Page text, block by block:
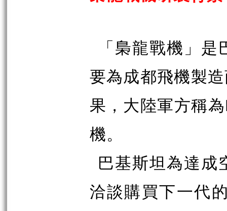
「梟龍戰機」
要為成都飛機製
果，大陸軍方稱為
機。
巴基斯坦為達成
洽談購買下一代